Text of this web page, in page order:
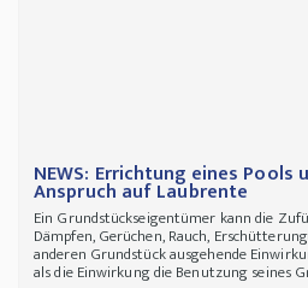
NEWS: Errichtung eines Pools
Anspruch auf Laubrente
Ein Grundstückseigentümer kann die
Dämpfen, Gerüchen, Rauch,
anderen Grundstück ausgehende
als die Einwirkung die Benutzung seines